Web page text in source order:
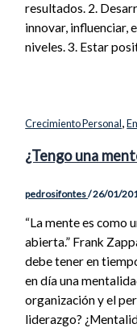
resultados. 2.
innovar, influenciar,
niveles. 3. Estar
Crecimiento Personal,
¿Tengo una
pedrosifontes/26/01/
“La mente es como
abierta.” Frank
debe tener en
en día una
organización y el
liderazgo?